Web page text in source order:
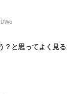
？と思ってよく見る